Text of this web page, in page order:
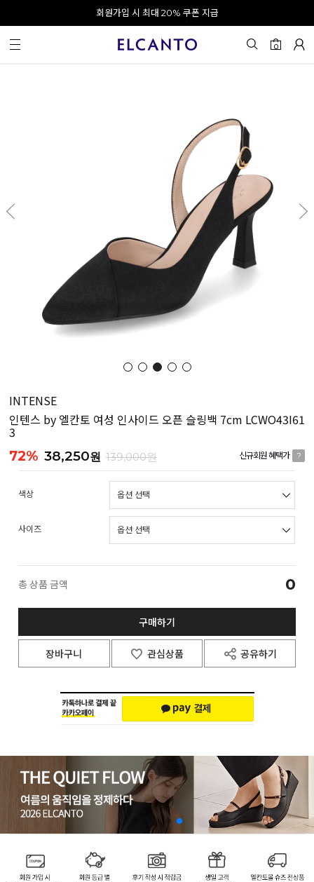
오전 10시 이전 결제 완료 시 오늘 출발!
회원가입 시 최대 20% 쿠폰 지급
0
INTENSE
인텐스 by 엘칸토 여성 인사이드 오픈 슬링백 7cm LCWO43I61
3
72% 38,250원 139,000원 신규회원 혜택가 ?
색상
사이즈
총 상품 금액 0
구매하기
장바구니 관심상품 공유하기